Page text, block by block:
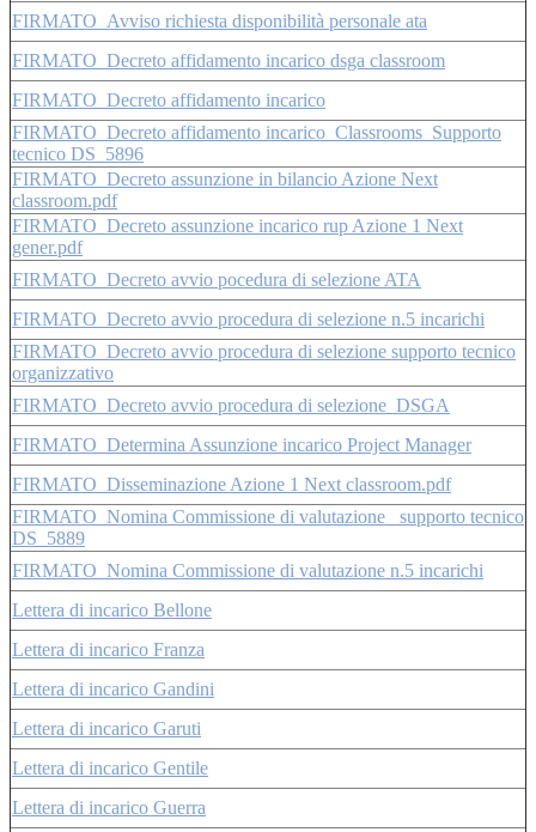
FIRMATO_Avviso richiesta disponibilità personale ata
FIRMATO_Decreto affidamento incarico dsga classroom
FIRMATO_Decreto affidamento incarico
FIRMATO_Decreto affidamento incarico_Classrooms_Supporto
tecnico DS_5896
FIRMATO_Decreto assunzione in bilancio Azione Next
classroom.pdf
FIRMATO_Decreto assunzione incarico rup Azione 1 Next
gener.pdf
FIRMATO_Decreto avvio pocedura di selezione ATA
FIRMATO_Decreto avvio procedura di selezione n.5 incarichi
FIRMATO_Decreto avvio procedura di selezione supporto tecnico
organizzativo
FIRMATO_Decreto avvio procedura di selezione_DSGA
FIRMATO_Determina Assunzione incarico Project Manager
FIRMATO_Disseminazione Azione 1 Next classroom.pdf
FIRMATO_Nomina Commissione di valutazione _supporto tecnico
DS_5889
FIRMATO_Nomina Commissione di valutazione n.5 incarichi
Lettera di incarico Bellone
Lettera di incarico Franza
Lettera di incarico Gandini
Lettera di incarico Garuti
Lettera di incarico Gentile
Lettera di incarico Guerra